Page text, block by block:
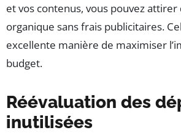
et vos contenus, vous pouvez
organique sans frais publicitaires.
excellente manière de maximiser
budget.
Réévaluation des
inutilisées